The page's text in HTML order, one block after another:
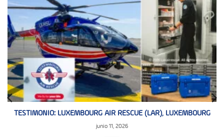
TESTIMONIO: LUXEMBOURG AIR RESCUE (LAR), LUXEMBOURG
junio 11, 2026